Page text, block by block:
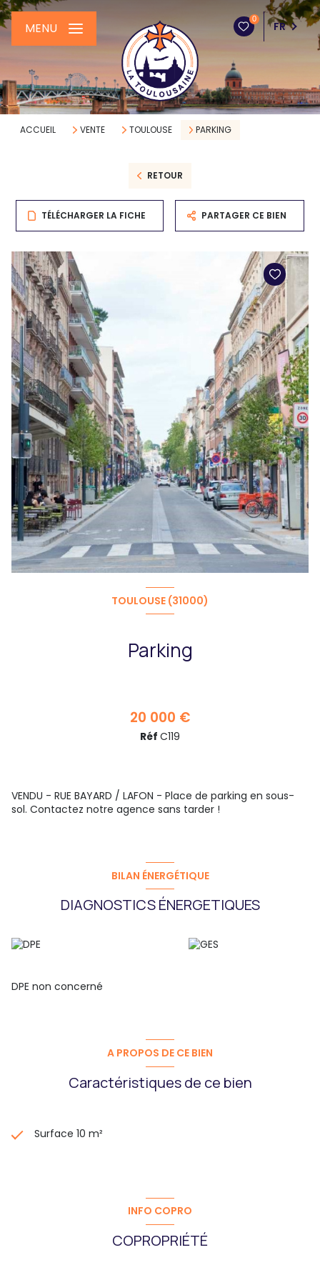
0
FR
MENU
ACCUEIL VENTE TOULOUSE PARKING
RETOUR
TÉLÉCHARGER LA FICHE PARTAGER CE BIEN
TOULOUSE (31000)
Parking
20 000 €
Réf C119
VENDU - RUE BAYARD / LAFON - Place de parking en sous-
sol. Contactez notre agence sans tarder !
BILAN ÉNERGÉTIQUE
DIAGNOSTICS ÉNERGETIQUES
DPE non concerné
A PROPOS DE CE BIEN
Caractéristiques de ce bien
Surface 10 m²
INFO COPRO
COPROPRIÉTÉ